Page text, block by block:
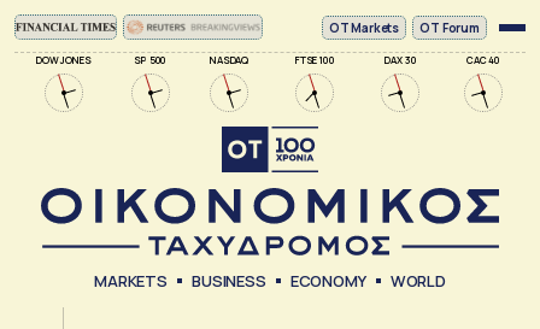
DOW JONES SP 500 NASDAQ FTSE 100 DAX 30 CAC 40
ΟΤ Markets OT Forum
MARKETS BUSINESS ECONOMY WORLD